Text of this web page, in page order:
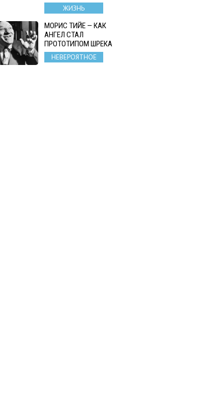
ЖИЗНЬ
МОРИС ТИЙЕ — КАК
АНГЕЛ СТАЛ
ПРОТОТИПОМ ШРЕКА
НЕВЕРОЯТНОЕ